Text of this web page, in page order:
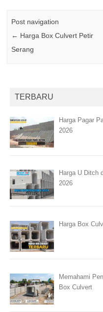
Post navigation
← Harga Box Culvert Petir
Serang
TERBARU
Harga Pagar
2026
Harga U Ditch
2026
Harga Box
Memahami
Box Culvert